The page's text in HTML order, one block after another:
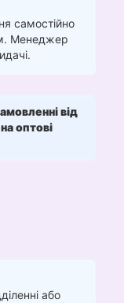
самостійно
Менеджер
від
оптові
або